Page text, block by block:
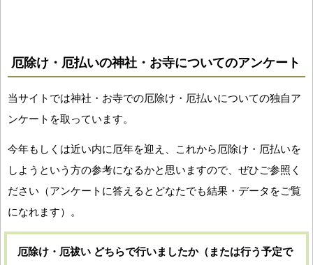
厄除け・厄払いの神社・お寺についてのアンケート
当サイトでは神社・お寺での厄除け・厄払いについての独自ア
ンケートを取っています。
今年もしくは近い内に厄年を迎え、これから厄除け・厄払いを
しようという方の参考になるかと思いますので、ぜひご参照く
ださい（アンケートに答えるとどなたでも結果・データをご覧
になれます）。
厄除け・厄祓い どちらで行いましたか（または行う予定で